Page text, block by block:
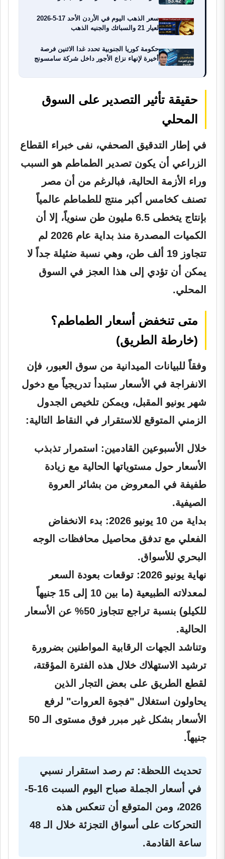
سعر الذهب اليوم في الأردن الأحد 17-5-2026
لعيار 21 والسبائك والجنيه الذهب
حكومة كوريا الجنوبية تحدد غدا الاثنين فرصة
أخيرة لإنهاء نزاع الأجور داخل شركة سامسونج
حقيقة تأثير التصدير على السوق
المحلي
في إطار التدقيق الصحفي، نفى خبراء القطاع
الزراعي أن يكون تصدير الطماطم هو السبب
وراء الأزمة الحالية، فبالرغم من أن مصر
تصنف كخامس أكبر منتج للطماطم عالمياً
بإنتاج يتخطى 6.5 مليون طن سنوياً، إلا أن
الكميات المصدرة منذ بداية عام 2026 لم
تتجاوز 19 ألف طن، وهي نسبة ضئيلة جداً لا
يمكن أن تؤدي إلى هذا العجز في السوق
المحلي.
متى تنخفض أسعار الطماطم؟
(خارطة الطريق)
وفقاً للبيانات الميدانية من سوق العبور، فإن
الانفراجة في الأسعار ستبدأ تدريجياً مع دخول
شهر يونيو المقبل، ويمكن تلخيص الجدول
الزمني المتوقع للاستقرار في النقاط التالية:
خلال الأسبوعين القادمين: استمرار تذبذب
الأسعار حول مستوياتها الحالية مع زيادة
طفيفة في المعروض من بشائر العروة
الصيفية.
بداية من 10 يونيو 2026:
بدء الانخفاض
الفعلي مع تدفق محاصيل محافظات الوجه
البحري للأسواق.
نهاية يونيو 2026:
توقعات بعودة السعر
لمعدلاته الطبيعية (ما بين 10 إلى 15 جنيهاً
للكيلو) بنسبة تراجع تتجاوز 50% عن الأسعار
الحالية.
وتناشد الجهات الرقابية المواطنين بضرورة
ترشيد الاستهلاك خلال هذه الفترة المؤقتة،
لقطع الطريق على بعض التجار الذين
يحاولون استغلال "فجوة العروات" لرفع
الأسعار بشكل غير مبرر فوق مستوى الـ 50
جنيهاً.
تحديث اللحظة: تم رصد استقرار نسبي
في أسعار الجملة صباح اليوم السبت 16-5-
2026، ومن المتوقع أن تنعكس هذه
التحركات على أسواق التجزئة خلال الـ 48
ساعة القادمة.